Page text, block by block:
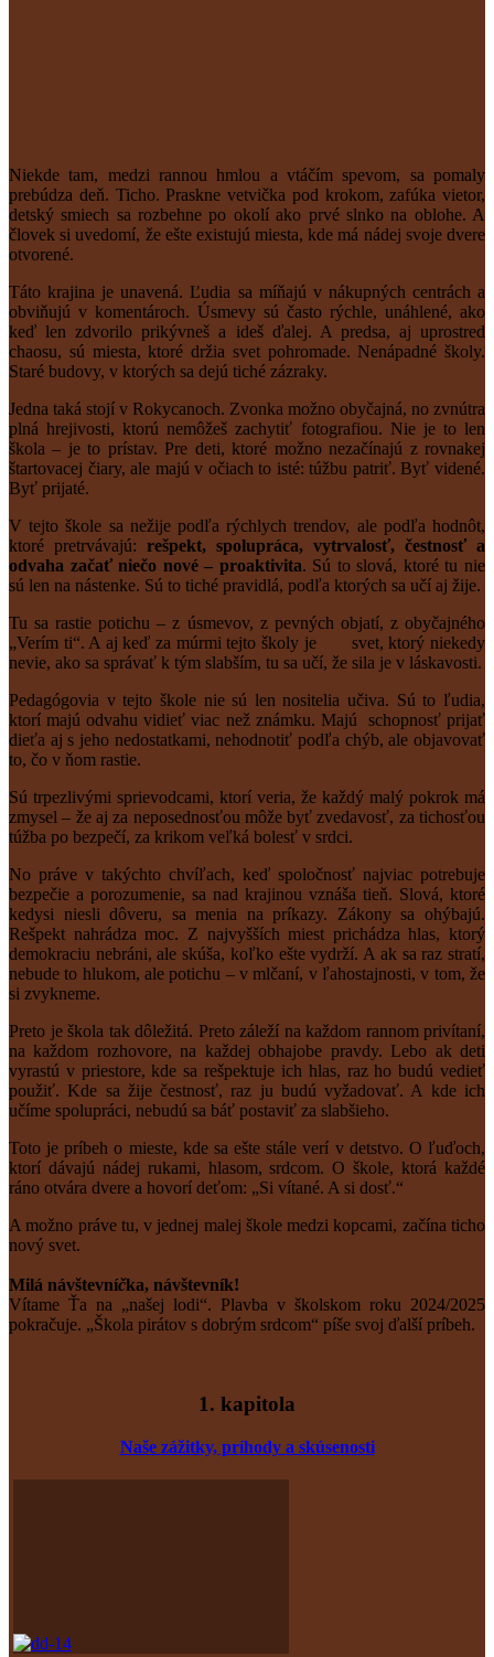
Niekde tam, medzi rannou hmlou a vtáčím spevom, sa pomaly
prebúdza deň. Ticho. Praskne vetvička pod krokom, zafúka vietor,
detský smiech sa rozbehne po okolí ako prvé slnko na oblohe. A
človek si uvedomí, že ešte existujú miesta, kde má nádej svoje dvere
otvorené.
Táto krajina je unavená. Ľudia sa míňajú v nákupných centrách a
obviňujú v komentároch. Úsmevy sú často rýchle, unáhlené, ako
keď len zdvorilo prikývneš a ideš ďalej. A predsa, aj uprostred
chaosu, sú miesta, ktoré držia svet pohromade. Nenápadné školy.
Staré budovy, v ktorých sa dejú tiché zázraky.
Jedna taká stojí v Rokycanoch. Zvonka možno obyčajná, no zvnútra
plná hrejivosti, ktorú nemôžeš zachytiť fotografiou. Nie je to len
škola – je to prístav. Pre deti, ktoré možno nezačínajú z rovnakej
štartovacej čiary, ale majú v očiach to isté: túžbu patriť. Byť videné.
Byť prijaté.
V tejto škole sa nežije podľa rýchlych trendov, ale podľa hodnôt,
ktoré pretrvávajú: rešpekt, spolupráca, vytrvalosť, čestnosť a
odvaha začať niečo nové – proaktivita. Sú to slová, ktoré tu nie
sú len na nástenke. Sú to tiché pravidlá, podľa ktorých sa učí aj žije.
Tu sa rastie potichu – z úsmevov, z pevných objatí, z obyčajného
„Verím ti“. A aj keď za múrmi tejto školy je svet, ktorý niekedy
nevie, ako sa správať k tým slabším, tu sa učí, že sila je v láskavosti.
Pedagógovia v tejto škole nie sú len nositelia učiva. Sú to ľudia,
ktorí majú odvahu vidieť viac než známku. Majú schopnosť prijať
dieťa aj s jeho nedostatkami, nehodnotiť podľa chýb, ale objavovať
to, čo v ňom rastie.
Sú trpezlivými sprievodcami, ktorí veria, že každý malý pokrok má
zmysel – že aj za neposednosťou môže byť zvedavosť, za tichosťou
túžba po bezpečí, za krikom veľká bolesť v srdci.
No práve v takýchto chvíľach, keď spoločnosť najviac potrebuje
bezpečie a porozumenie, sa nad krajinou vznáša tieň. Slová, ktoré
kedysi niesli dôveru, sa menia na príkazy. Zákony sa ohýbajú.
Rešpekt nahrádza moc. Z najvyšších miest prichádza hlas, ktorý
demokraciu nebráni, ale skúša, koľko ešte vydrží. A ak sa raz stratí,
nebude to hlukom, ale potichu – v mlčaní, v ľahostajnosti, v tom, že
si zvykneme.
Preto je škola tak dôležitá. Preto záleží na každom rannom privítaní,
na každom rozhovore, na každej obhajobe pravdy. Lebo ak deti
vyrastú v priestore, kde sa rešpektuje ich hlas, raz ho budú vedieť
použiť. Kde sa žije čestnosť, raz ju budú vyžadovať. A kde ich
učíme spolupráci, nebudú sa báť postaviť za slabšieho.
Toto je príbeh o mieste, kde sa ešte stále verí v detstvo. O ľuďoch,
ktorí dávajú nádej rukami, hlasom, srdcom. O škole, ktorá každé
ráno otvára dvere a hovorí deťom: „Si vítané. A si dosť.“
A možno práve tu, v jednej malej škole medzi kopcami, začína ticho
nový svet.
Milá návštevníčka, návštevník!
Vítame Ťa na „našej lodi“. Plavba v školskom roku 2024/2025
pokračuje. „Škola pirátov s dobrým srdcom“ píše svoj ďalší príbeh.
1. kapitola
Naše zážitky, príhody a skúsenosti